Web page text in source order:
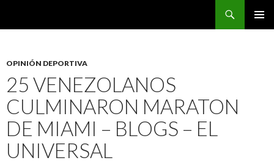
OPINIÓN DEPORTIVA
25 VENEZOLANOS
CULMINARON MARATON
DE MIAMI – BLOGS – EL
UNIVERSAL